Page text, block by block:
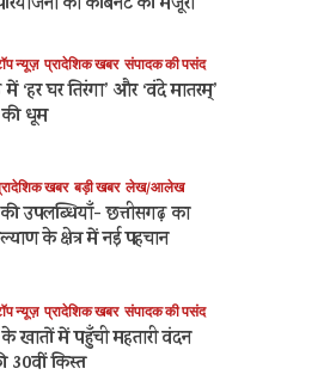
न्यूज़ प्रादेशिक खबर संपादक की पसंद
‘हर घर तिरंगा’ और ‘वंदे मातरम्’
धूम
खबर बड़ी खबर लेख/आलेख
उपलब्धियाँ- छत्तीसगढ़ का
के क्षेत्र में नई पहचान
न्यूज़ प्रादेशिक खबर संपादक की पसंद
खातों में पहुँची महतारी वंदन
30वीं किस्त